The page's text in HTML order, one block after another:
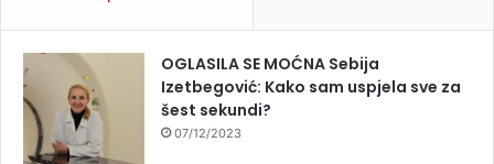
OGLASILA SE MOĆNA Sebija
Izetbegović: Kako sam uspjela sve za
šest sekundi?
07/12/2023